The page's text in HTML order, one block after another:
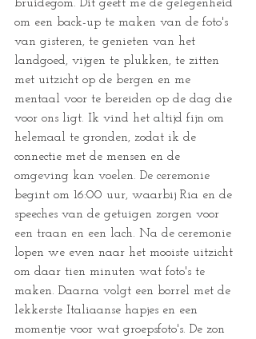
bruidegom. Dit geeft me de gelegenheid
om een back-up te maken van de foto's
van gisteren, te genieten van het
landgoed, vijgen te plukken, te zitten
met uitzicht op de bergen en me
mentaal voor te bereiden op de dag die
voor ons ligt. Ik vind het altijd fijn om
helemaal te gronden, zodat ik de
connectie met de mensen en de
omgeving kan voelen. De ceremonie
begint om 16:00 uur, waarbij Ria en de
speeches van de getuigen zorgen voor
een traan en een lach. Na de ceremonie
lopen we even naar het mooiste uitzicht
om daar tien minuten wat foto's te
maken. Daarna volgt een borrel met de
lekkerste Italiaanse hapjes en een
momentje voor wat groepsfoto's. De zon